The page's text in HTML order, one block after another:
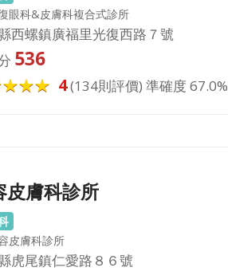
眼科&皮膚科複合式診所
西螺鎮廣福里光復西路７號
536
4(134則評價) 準確度 67.0%
皮膚科診所
皮膚科診所
虎尾鎮仁愛路８６號